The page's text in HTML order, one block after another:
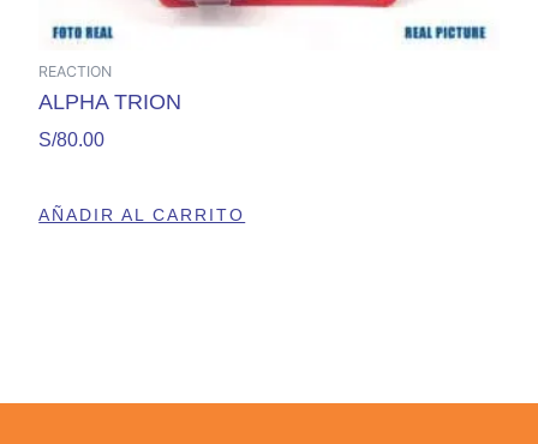
REACTION
ALPHA TRION
S/80.00
AÑADIR AL CARRITO